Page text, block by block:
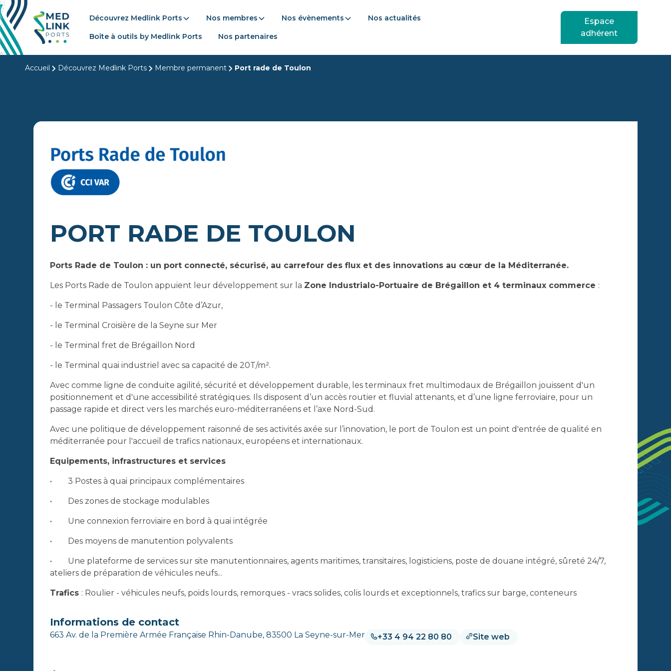
Découvrez Medlink Ports Nos membres Nos évènements Nos actualités
Boîte à outils by Medlink Ports Nos partenaires
Espace
adhérent
Accueil Découvrez Medlink Ports Membre permanent Port rade de Toulon
PORT RADE DE TOULON
Ports Rade de Toulon : un port connecté, sécurisé, au carrefour des flux et des innovations au cœur de la Méditerranée.
Les Ports Rade de Toulon appuient leur développement sur la Zone Industrialo-Portuaire de Brégaillon et 4 terminaux commerce :
- le Terminal Passagers Toulon Côte d’Azur,
- le Terminal Croisière de la Seyne sur Mer
- le Terminal fret de Brégaillon Nord
- le Terminal quai industriel avec sa capacité de 20T/m².
Avec comme ligne de conduite agilité, sécurité et développement durable, les terminaux fret multimodaux de Brégaillon jouissent d'un
positionnement et d'une accessibilité stratégiques. Ils disposent d’un accès routier et fluvial attenants, et d’une ligne ferroviaire, pour un
passage rapide et direct vers les marchés euro-méditerranéens et l’axe Nord-Sud.
Avec une politique de développement raisonné de ses activités axée sur l’innovation, le port de Toulon est un point d'entrée de qualité en
méditerranée pour l'accueil de trafics nationaux, européens et internationaux.
Equipements, infrastructures et services
• 3 Postes à quai principaux complémentaires
• Des zones de stockage modulables
• Une connexion ferroviaire en bord à quai intégrée
• Des moyens de manutention polyvalents
• Une plateforme de services sur site manutentionnaires, agents maritimes, transitaires, logisticiens, poste de douane intégré, sûreté 24/7,
ateliers de préparation de véhicules neufs...
Trafics : Roulier - véhicules neufs, poids lourds, remorques - vracs solides, colis lourds et exceptionnels, trafics sur barge, conteneurs
Informations de contact
663 Av. de la Première Armée Française Rhin-Danube, 83500 La Seyne-sur-Mer +33 4 94 22 80 80 Site web